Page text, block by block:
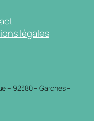
légales
– 92380 – Garches –